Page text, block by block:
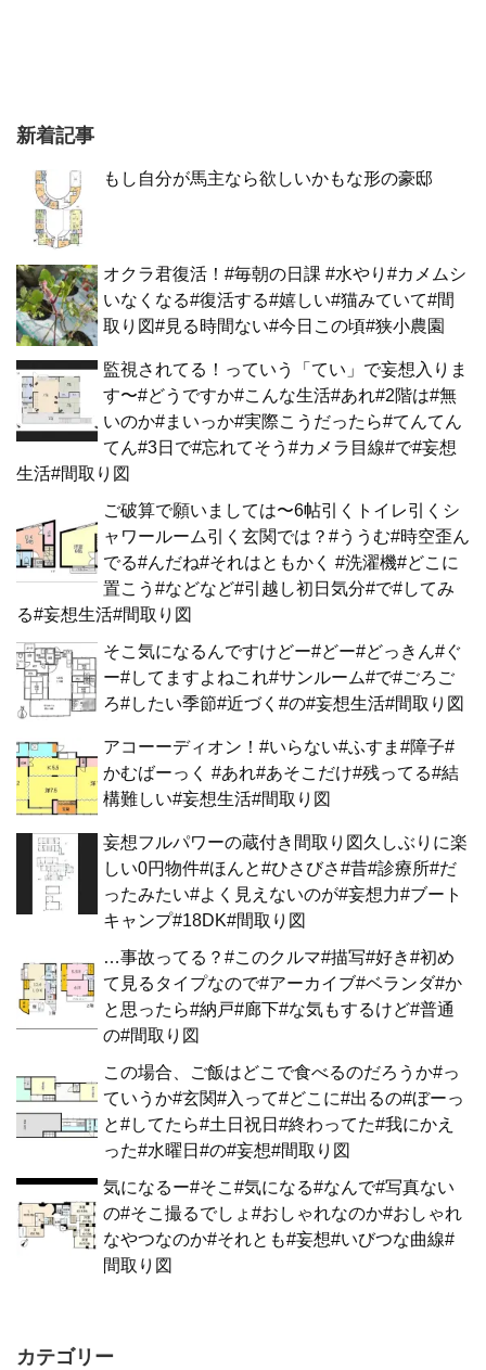
新着記事
もし自分が馬主なら欲しいかもな形の豪邸
オクラ君復活！#毎朝の日課 #水やり#カメムシ
いなくなる#復活する#嬉しい#猫みていて#間
取り図#見る時間ない#今日この頃#狭小農園
監視されてる！っていう「てい」で妄想入りま
す〜#どうですか#こんな生活#あれ#2階は#無
いのか#まいっか#実際こうだったら#てんてん
てん#3日で#忘れてそう#カメラ目線#で#妄想
生活#間取り図
ご破算で願いましては〜6帖引くトイレ引くシ
ャワールーム引く玄関では？#ううむ#時空歪ん
でる#んだね#それはともかく #洗濯機#どこに
置こう#などなど#引越し初日気分#で#してみ
る#妄想生活#間取り図
そこ気になるんですけどー#どー#どっきん#ぐ
ー#してますよねこれ#サンルーム#で#ごろご
ろ#したい季節#近づく#の#妄想生活#間取り図
アコーーディオン！#いらない#ふすま#障子#
かむばーっく #あれ#あそこだけ#残ってる#結
構難しい#妄想生活#間取り図
妄想フルパワーの蔵付き間取り図久しぶりに楽
しい0円物件#ほんと#ひさびさ#昔#診療所#だ
ったみたい#よく見えないのが#妄想力#ブート
キャンプ#18DK#間取り図
…事故ってる？#このクルマ#描写#好き#初め
て見るタイプなので#アーカイブ#ベランダ#か
と思ったら#納戸#廊下#な気もするけど#普通
の#間取り図
この場合、ご飯はどこで食べるのだろうか#っ
ていうか#玄関#入って#どこに#出るの#ぼーっ
と#してたら#土日祝日#終わってた#我にかえ
った#水曜日#の#妄想#間取り図
気になるー#そこ#気になる#なんで#写真ない
の#そこ撮るでしょ#おしゃれなのか#おしゃれ
なやつなのか#それとも#妄想#いびつな曲線#
間取り図
カテゴリー